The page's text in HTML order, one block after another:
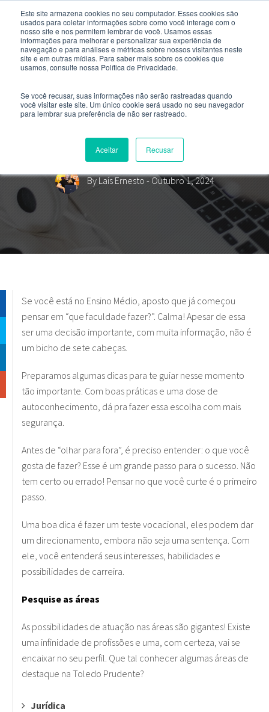
Este site armazena cookies no seu computador. Esses cookies são
usados ​​para coletar informações sobre como você interage com o
nosso site e nos permitem lembrar de você. Usamos essas
informações para melhorar e personalizar sua experiência de
navegação e para análises e métricas sobre nossos visitantes neste
site e em outras mídias. Para saber mais sobre os cookies que
usamos, consulte nossa Política de Privacidade.
Se você recusar, suas informações não serão rastreadas quando
você visitar este site. Um único cookie será usado no seu navegador
para lembrar sua preferência de não ser rastreado.
Aceitar Recusar
Como escolher a faculdade certa
para você?
ByLaís Ernesto- Outubro 1, 2024
Se você está no Ensino Médio, aposto que já começou
pensar em “que faculdade fazer?”. Calma! Apesar de essa
ser uma decisão importante, com muita informação, não é
um bicho de sete cabeças.
Preparamos algumas dicas para te guiar nesse momento
tão importante. Com boas práticas e uma dose de
autoconhecimento, dá pra fazer essa escolha com mais
segurança.
Antes de “olhar para fora”, é preciso entender: o que você
gosta de fazer? Esse é um grande passo para o sucesso. Não
tem certo ou errado! Pensar no que você curte é o primeiro
passo.
Uma boa dica é fazer um teste vocacional, eles podem dar
um direcionamento, embora não seja uma sentença. Com
ele, você entenderá seus interesses, habilidades e
possibilidades de carreira.
Pesquise as áreas
As possibilidades de atuação nas áreas são gigantes! Existe
uma infinidade de profissões e uma, com certeza, vai se
encaixar no seu perfil. Que tal conhecer algumas áreas de
destaque na Toledo Prudente?
Jurídica